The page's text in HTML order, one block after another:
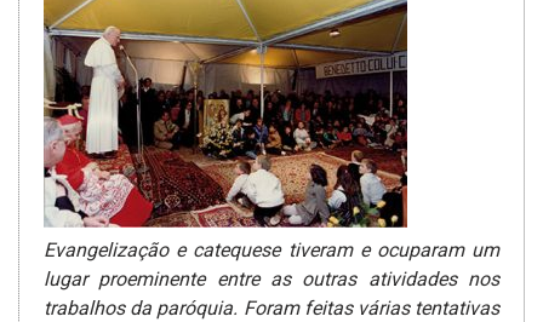
Evangelização e catequese tiveram e ocuparam um
lugar proeminente entre as outras atividades nos
trabalhos da paróquia. Foram feitas várias tentativas